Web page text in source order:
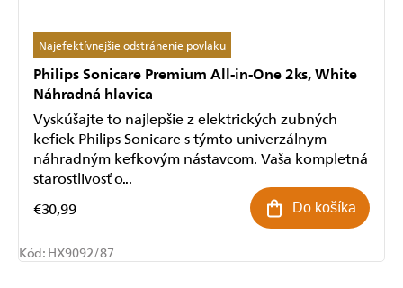
Najefektívnejšie odstránenie povlaku
Philips Sonicare Premium All-in-One 2ks, White
Náhradná hlavica
€30,99 Do košíka
Vyskúšajte to najlepšie z elektrických zubných
kefiek Philips Sonicare s týmto univerzálnym
náhradným kefkovým nástavcom. Vaša kompletná
starostlivosť o...
Kód: HX9092/87